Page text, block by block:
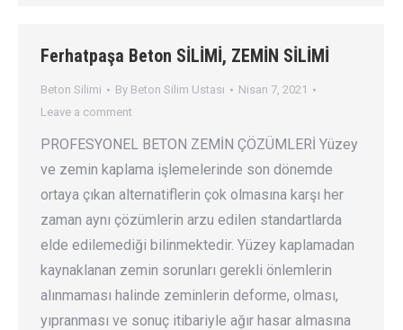
Ferhatpaşa Beton SİLİMİ, ZEMİN SİLİMİ
Beton Silimi By Beton Silim Ustası
Nisan 7, 2021
Leave a comment
PROFESYONEL BETON ZEMİN ÇÖZÜMLERİ Yüzey
ve zemin kaplama işlemelerinde son dönemde
ortaya çıkan alternatiflerin çok olmasına karşı her
zaman aynı çözümlerin arzu edilen standartlarda
elde edilemediği bilinmektedir. Yüzey kaplamadan
kaynaklanan zemin sorunları gerekli önlemlerin
alınmaması halinde zeminlerin deforme, olması,
yıpranması ve sonuç itibariyle ağır hasar almasına